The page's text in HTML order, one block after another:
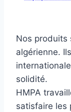
Nos produits
algérienne.
solidité.
HMPA
satisfaire les